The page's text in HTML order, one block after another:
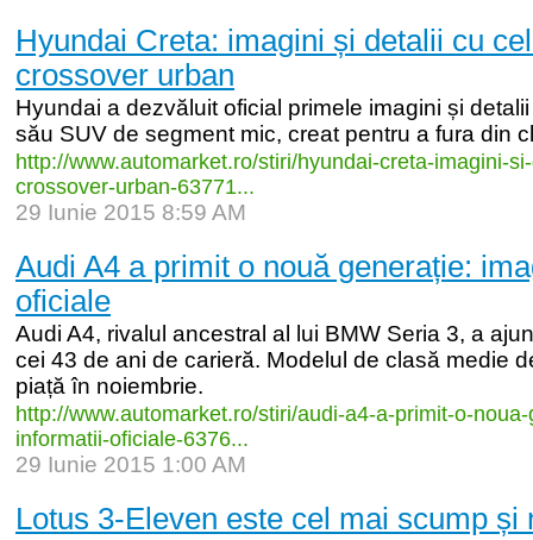
Hyundai Creta: imagini și detalii cu
crossover urban
Hyundai a dezvăluit oficial primele imagini și
său SUV de segment mic, creat pentru a fura din
http://www.automarket.ro/stiri/hyundai-creta-imagini-si-
crossover-urban-63771...
29 Iunie 2015 8:59 AM
Audi A4 a primit o nouă generație:
oficiale
Audi A4, rivalul ancestral al lui BMW Seria 3, a
cei 43 de ani de carieră. Modelul de clasă medie
piață în noiembrie.
http://www.automarket.ro/stiri/audi-a4-a-primit-o-noua-
informatii-oficiale-6376...
29 Iunie 2015 1:00 AM
Lotus 3-Eleven este cel mai scump și